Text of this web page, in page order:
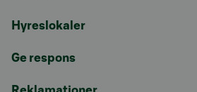
Hyreslokaler
Ge respons